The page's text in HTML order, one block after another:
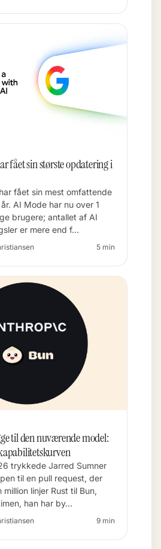
fået sin største opdatering i
fået sin mest omfattende
AI Mode har nu over 1
brugere; antallet af AI
er mere end f…
5 min
til den nuværende model:
trykkede Jarred Sumner
til en pull request, der
linjer Rust til Bun,
han har by…
9 min